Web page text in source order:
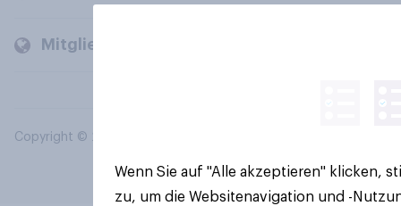
Mitglieder und Kunden
Copyright © 2026 YouGov PLC. Alle Rechte vorbehalten.
Wenn Sie auf "Alle akzeptieren" klicken,
zu, um die Websitenavigation und -